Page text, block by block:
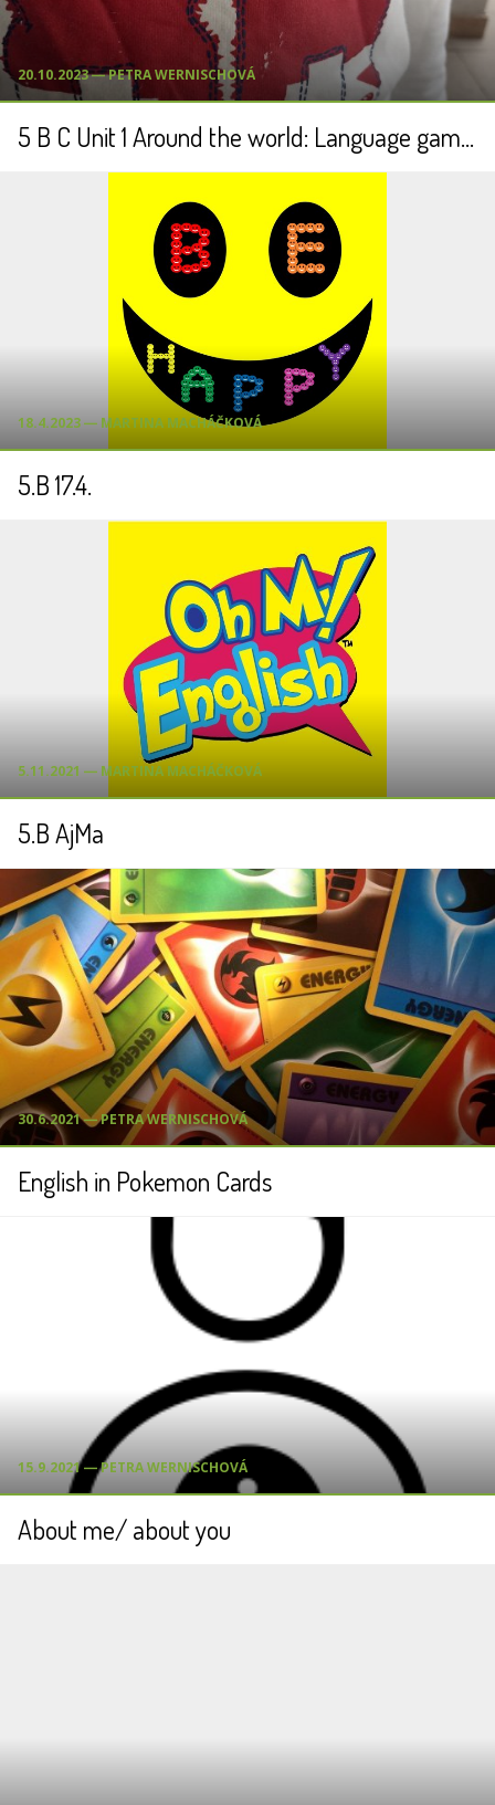
20.10.2023 ― PETRA WERNISCHOVÁ
5 B C Unit 1 Around the world: Language games and videos
18.4.2023 ― MARTINA MACHÁČKOVÁ
5.B 17.4.
5.11.2021 ― MARTINA MACHÁČKOVÁ
5.B AjMa
30.6.2021 ― PETRA WERNISCHOVÁ
English in Pokemon Cards
15.9.2021 ― PETRA WERNISCHOVÁ
About me/ about you